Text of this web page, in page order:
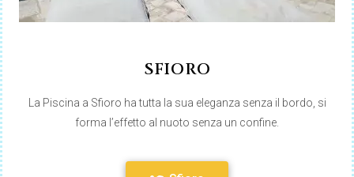
SFIORO
La Piscina a Sfioro ha tutta la sua eleganza senza il bordo, si
forma l’effetto al nuoto senza un confine.